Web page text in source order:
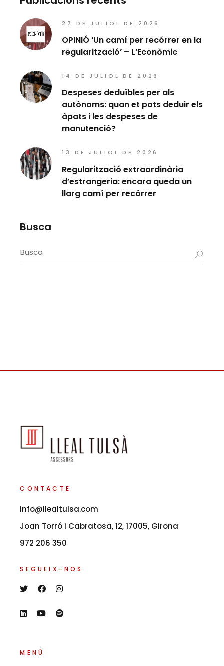
27 DE JULIOL DE 2026
OPINIÓ ‘Un camí per recórrer en la
regularització’ – L’Econòmic
14 DE JULIOL DE 2026
Despeses deduïbles per als
autònoms: quan et pots deduir els
àpats i les despeses de
manutenció?
13 DE JULIOL DE 2026
Regularització extraordinària
d’estrangeria: encara queda un
llarg camí per recórrer
Busca
Search
for:
CONTACTE
info@llealtulsa.com
Joan Torró i Cabratosa, 12, 17005, Girona
972 206 350
SEGUEIX-NOS
MENÚ